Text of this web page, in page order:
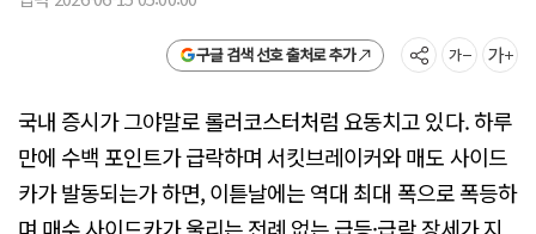
구글 검색 선호 출처로 추가
국내 증시가 그야말로 롤러코스터처럼 요동치고 있다. 하루
만에 수백 포인트가 급락하며 서킷브레이커와 매도 사이드
카가 발동되는가 하면, 이튿날에는 역대 최대 폭으로 폭등하